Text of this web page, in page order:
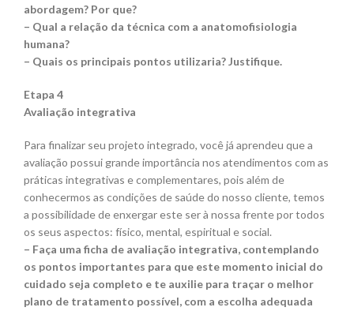
abordagem? Por que?
– Qual a relação da técnica com a anatomofisiologia
humana?
– Quais os principais pontos utilizaria? Justifique.
Etapa 4
Avaliação integrativa
Para finalizar seu projeto integrado, você já aprendeu que a
avaliação possui grande importância nos atendimentos com as
práticas integrativas e complementares, pois além de
conhecermos as condições de saúde do nosso cliente, temos
a possibilidade de enxergar este ser à nossa frente por todos
os seus aspectos: físico, mental, espiritual e social.
– Faça uma ficha de avaliação integrativa, contemplando
os pontos importantes para que este momento inicial do
cuidado seja completo e te auxilie para traçar o melhor
plano de tratamento possível, com a escolha adequada